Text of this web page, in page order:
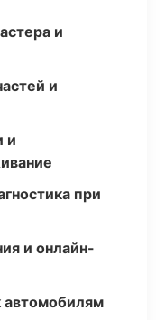
и
и
и
при
и онлайн-